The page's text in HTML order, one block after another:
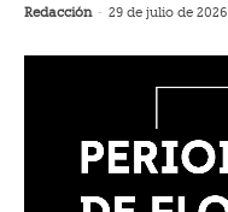
Redacción - 29 de julio de 2026